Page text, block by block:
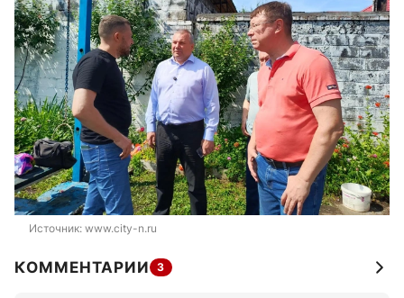
Источник: www.city-n.ru
КОММЕНТАРИИ 3